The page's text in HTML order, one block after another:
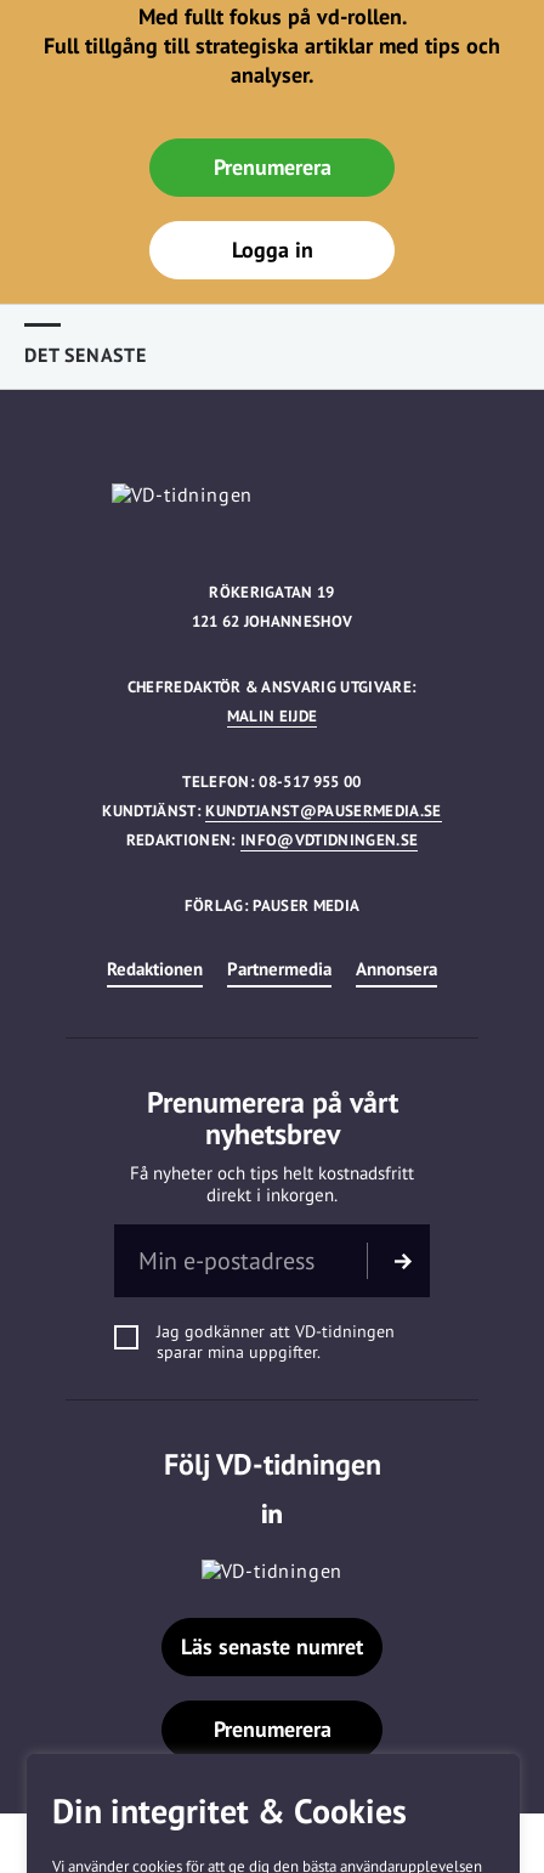
Din integritet & Cookies
Vi använder cookies för att ge dig den bästa användarupplevelsen
Med fullt fokus på vd-rollen.
Full tillgång till strategiska artiklar med tips och
analyser.
Prenumerera
Logga in
DET SENASTE
RÖKERIGATAN 19
121 62 JOHANNESHOV
CHEFREDAKTÖR & ANSVARIG UTGIVARE:
MALIN EIJDE
TELEFON: 08-517 955 00
KUNDTJÄNST:KUNDTJANST@PAUSERMEDIA.SE
REDAKTIONEN: INFO@VDTIDNINGEN.SE
FÖRLAG: PAUSER MEDIA
Redaktionen Partnermedia Annonsera
Prenumerera på vårt
nyhetsbrev
Få nyheter och tips helt kostnadsfritt
direkt i inkorgen.
Jag godkänner att VD-tidningen
sparar mina uppgifter.
Följ VD-tidningen
Läs senaste numret
Prenumerera